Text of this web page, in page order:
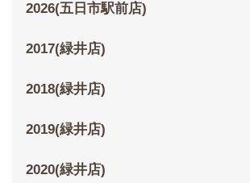
2026(五日市駅前店)
2017(緑井店)
2018(緑井店)
2019(緑井店)
2020(緑井店)